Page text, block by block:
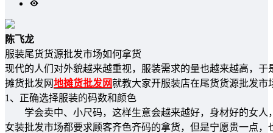
陈飞龙
服装尾货货源批发市场如何拿货
现代的人们对外貌越来越重视，服装需求的量也越来越高，
摊货批发网地摊货批发网就教大家开服装店在尾货货源批发市
1、正确选择服装的码数和颜色
学会卖中、小尺码，这样生意会越来越好，身材好的女人
女装批发市场都要求顾客齐色齐码的拿货，但是宁愿贵一点